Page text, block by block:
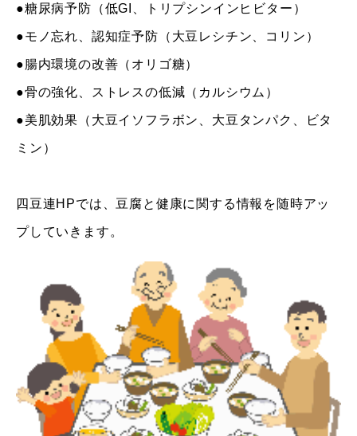
●糖尿病予防（低GI、トリプシンインヒビター）
●モノ忘れ、認知症予防（大豆レシチン、コリン）
●腸内環境の改善（オリゴ糖）
●骨の強化、ストレスの低減（カルシウム）
●美肌効果（大豆イソフラボン、大豆タンパク、ビタ
ミン）
四豆連HPでは、豆腐と健康に関する情報を随時アッ
プしていきます。